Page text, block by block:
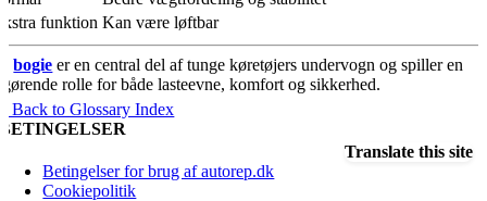
funktion Kan være løftbar
bogie er en central del af tunge køretøjers undervogn og spiller en
rolle for både lasteevne, komfort og sikkerhed.
« Back to Glossary Index
Translate this site
BETINGELSER
Betingelser for brug af autorep.dk
Cookiepolitik